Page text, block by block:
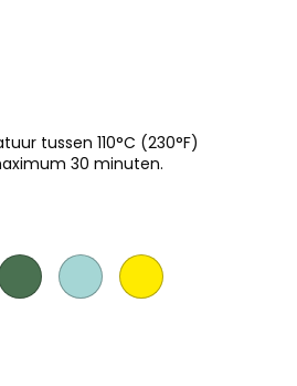
tussen 110°C (230°F)
30 minuten.